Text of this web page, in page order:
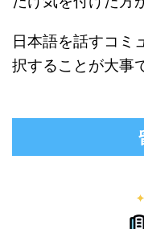
日本語を話すコミ
択することが大事